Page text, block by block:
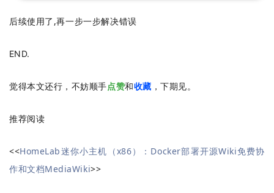
后续使用了,再一步一步解决错误
END.
觉得本文还行，不妨顺手点赞和收藏 ，下期见。
推荐阅读
<<HomeLab迷你小主机（x86）：Docker部署开源Wiki免费协
作和文档MediaWiki>>